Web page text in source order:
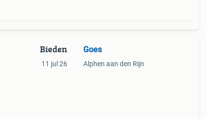
Bieden
11 jul 26
Goes
Alphen aan den Rijn